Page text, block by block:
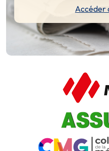
Accéder